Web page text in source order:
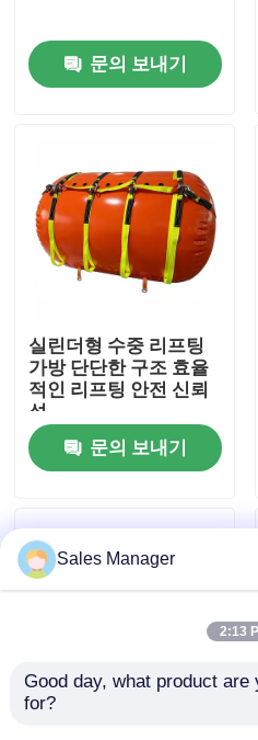
제품 소개
동영상
공장 투어
품질 관리
해양 고무 에어백
문의 보내기
실린더형 수중 리프팅
가방 단단한 구조 효율
적인 리프팅 안전 신뢰
성
문의 보내기
Sales Manager
2:13
Good day, what product are
for?